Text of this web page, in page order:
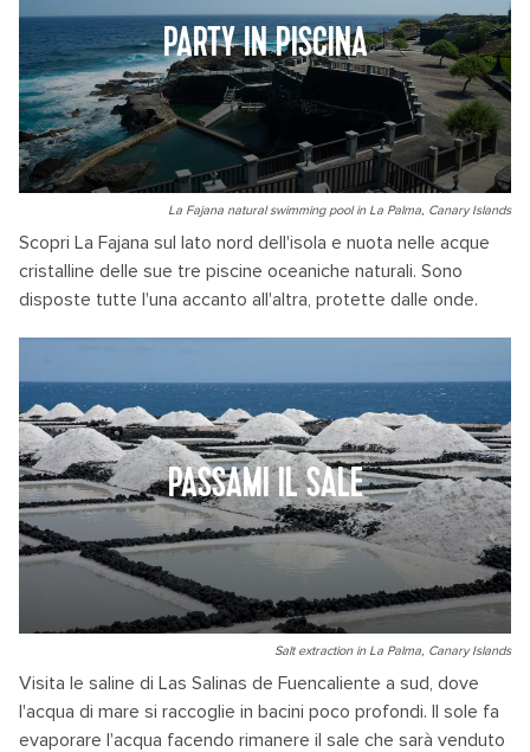
PARTY IN PISCINA
La Fajana natural swimming pool in La Palma, Canary Islands
Scopri La Fajana sul lato nord dell'isola e nuota nelle acque
cristalline delle sue tre piscine oceaniche naturali. Sono
disposte tutte l'una accanto all'altra, protette dalle onde.
PASSAMI IL SALE
Salt extraction in La Palma, Canary Islands
Visita le saline di Las Salinas de Fuencaliente a sud, dove
l'acqua di mare si raccoglie in bacini poco profondi. Il sole fa
evaporare l'acqua facendo rimanere il sale che sarà venduto